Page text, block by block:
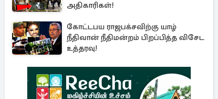
அதிகாரிகள்!
கோட்டபய ராஜபக்சவிற்கு யாழ்
நீதிவான் நீதிமன்றம் பிறப்பித்த விசேட
உத்தரவு!